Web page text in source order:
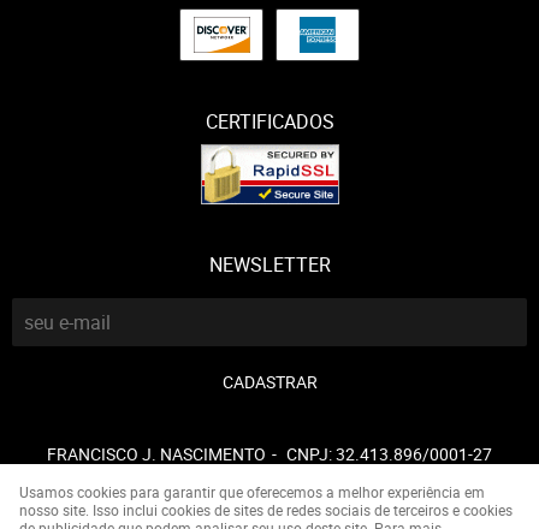
CERTIFICADOS
NEWSLETTER
CADASTRAR
FRANCISCO J. NASCIMENTO CNPJ: 32.413.896/0001-27
Usamos cookies para garantir que oferecemos a melhor experiência em
nosso site. Isso inclui cookies de sites de redes sociais de terceiros e cookies